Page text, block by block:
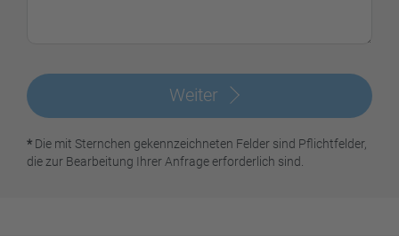
Weiter
* Die mit Sternchen gekennzeichneten Felder sind Pflichtfelder,
die zur Bearbeitung Ihrer Anfrage erforderlich sind.